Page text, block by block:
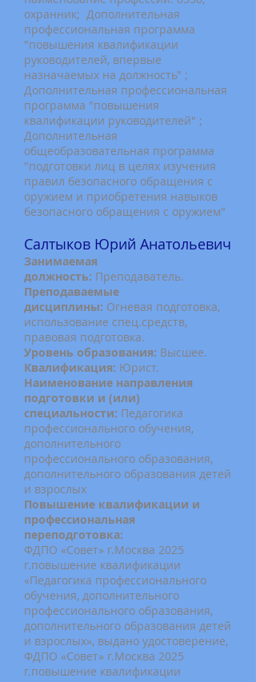
охранник; Дополнительная
профессиональная программа
"повышения квалификации
руководителей, впервые
назначаемых на должность" ;
Дополнительная профессиональная
программа "повышения
квалификации руководителей" ;
Дополнительная
общеобразовательная программа
"подготовки лиц в целях изучения
правил безопасного обращения с
оружием и приобретения навыков
безопасного обращения с оружием"
Салтыков Юрий Анатольевич
Занимаемая
должность: Преподаватель.
Преподаваемые
дисциплины: Огневая подготовка,
использование спец.средств,
правовая подготовка.
Уровень образования: Высшее.
Квалификация: Юрист.
Наименование направления
подготовки и (или)
специальности: Педагогика
профессионального обучения,
дополнительного
профессионального образования,
дополнительного образования детей
и взрослых
Повышение квалификации и
профессиональная
переподготовка:
ФДПО «Совет» г.Москва 2025
г.повышение квалификации
«Педагогика профессионального
обучения, дополнительного
профессионального образования,
дополнительного образования детей
и взрослых», выдано удостоверение,
ФДПО «Совет» г.Москва 2025
г.повышение квалификации